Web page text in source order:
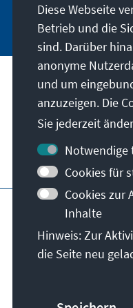
Anschrift
Kontakt
Besuchen Sie auch
Hauptseite
Erklärung zur
Allg.
© Konrad-
Diese Webseite
Betrieb und die
sind. Darüber
anonyme
und um
anzuzeigen. Die
Sie jederzeit
Notwendige
Cookies für
Cookies zur
Inhalte
Hinweis: Zur
die Seite neu